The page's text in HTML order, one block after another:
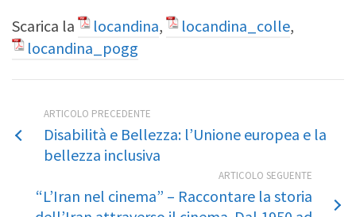
Scarica la
locandina, locandina_colle,
locandina_pogg
ARTICOLO PRECEDENTE
Disabilità e Bellezza: l’Unione europea e la
bellezza inclusiva
ARTICOLO SEGUENTE
“L’Iran nel cinema” – Raccontare la storia